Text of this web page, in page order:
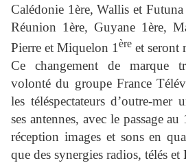
Calédonie 1ère, Wallis et
Réunion 1ère, Guyane 1ère,
Pierre et Miquelon 1ère et seront
Ce changement de marque
volonté du groupe France
les téléspectateurs d’outre-mer
ses antennes, avec le passage
réception images et sons en
que des synergies radios, télés et